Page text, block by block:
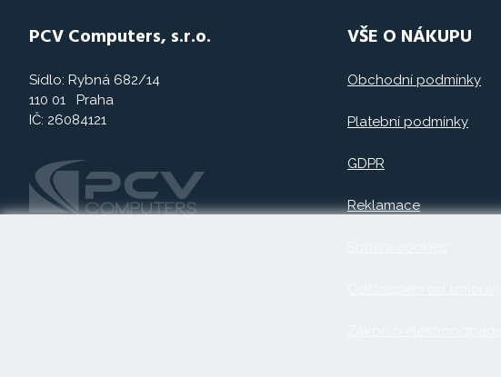
PCV Computers, s.r.o.
Sídlo: Rybná 682/14
110 01 Praha
IČ: 26084121
VŠE O NÁKUPU
Obchodní podmínky
Platební podmínky
GDPR
Reklamace